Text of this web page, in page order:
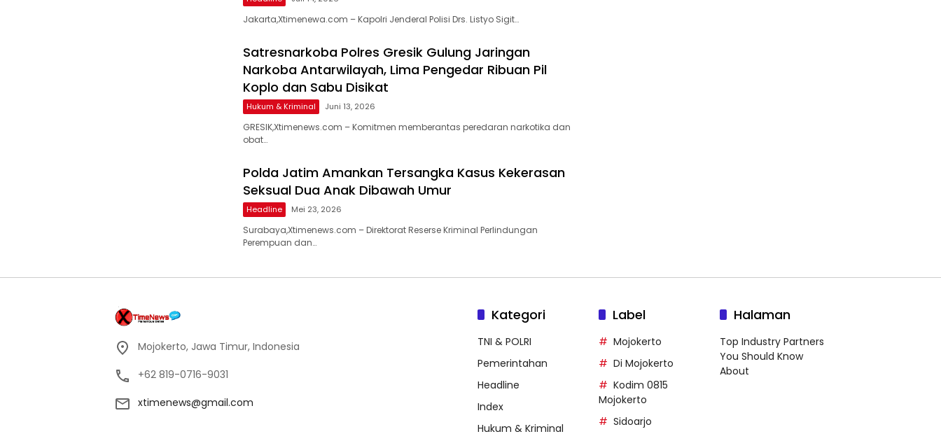
Jakarta,Xtimenewa.com – Kapolri Jenderal Polisi Drs. Listyo Sigit…
Satresnarkoba Polres Gresik Gulung Jaringan
Narkoba Antarwilayah, Lima Pengedar Ribuan Pil
Koplo dan Sabu Disikat
Hukum & Kriminal Juni 13, 2026
GRESIK,Xtimenews.com – Komitmen memberantas peredaran narkotika dan
obat…
Polda Jatim Amankan Tersangka Kasus Kekerasan
Seksual Dua Anak Dibawah Umur
Headline Mei 23, 2026
Surabaya,Xtimenews.com – Direktorat Reserse Kriminal Perlindungan
Perempuan dan…
Mojokerto, Jawa Timur, Indonesia
+62 819-0716-9031
xtimenews@gmail.com
Kategori
TNI & POLRI
Pemerintahan
Headline
Index
Hukum & Kriminal
Label
Mojokerto
Di Mojokerto
Kodim 0815
Mojokerto
Sidoarjo
Halaman
Top Industry Partners
You Should Know
About